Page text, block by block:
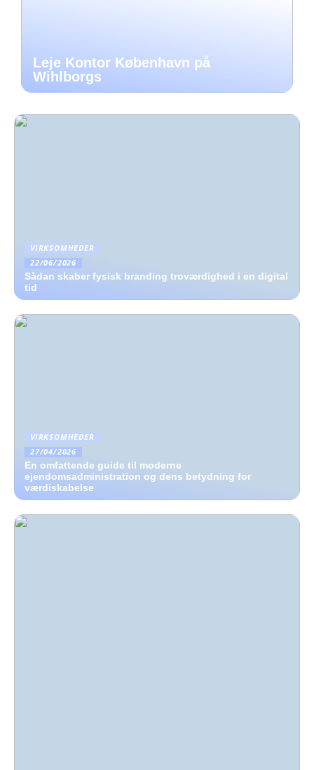
Leje Kontor København på
Wihlborgs
VIRKSOMHEDER
22/06/2026
Sådan skaber fysisk branding troværdighed i en digital
tid
VIRKSOMHEDER
27/04/2026
En omfattende guide til moderne
ejendomsadministration og dens betydning for
værdiskabelse